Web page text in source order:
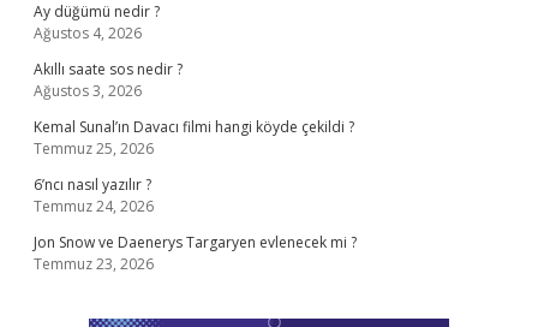
Ay düğümü nedir ?
Ağustos 4, 2026
Akıllı saate sos nedir ?
Ağustos 3, 2026
Kemal Sunal’ın Davacı filmi hangi köyde çekildi ?
Temmuz 25, 2026
6’ncı nasıl yazılır ?
Temmuz 24, 2026
Jon Snow ve Daenerys Targaryen evlenecek mi ?
Temmuz 23, 2026